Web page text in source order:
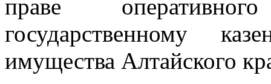
праве
государственному
имущества Алтайского